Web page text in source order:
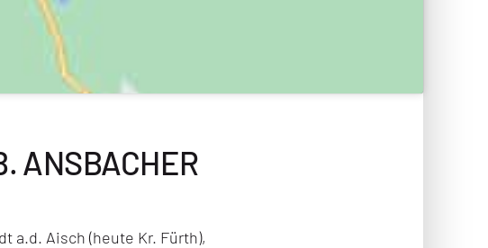
ANSBACHER
a.d. Aisch (heute Kr. Fürth),